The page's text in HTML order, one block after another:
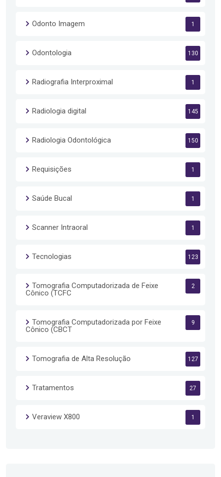
Odonto Imagem 1
Odontologia 130
Radiografia Interproximal 1
Radiologia digital 145
Radiologia Odontológica 150
Requisições 1
Saúde Bucal 1
Scanner Intraoral 1
Tecnologias 123
Tomografia Computadorizada de Feixe
Cônico (TCFC
2
Tomografia Computadorizada por Feixe
Cônico (CBCT
9
Tomografia de Alta Resolução 127
Tratamentos 27
Veraview X800 1